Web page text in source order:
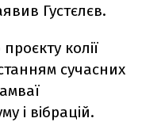
Густєлєв.
колії
сучасних
і вібрацій.